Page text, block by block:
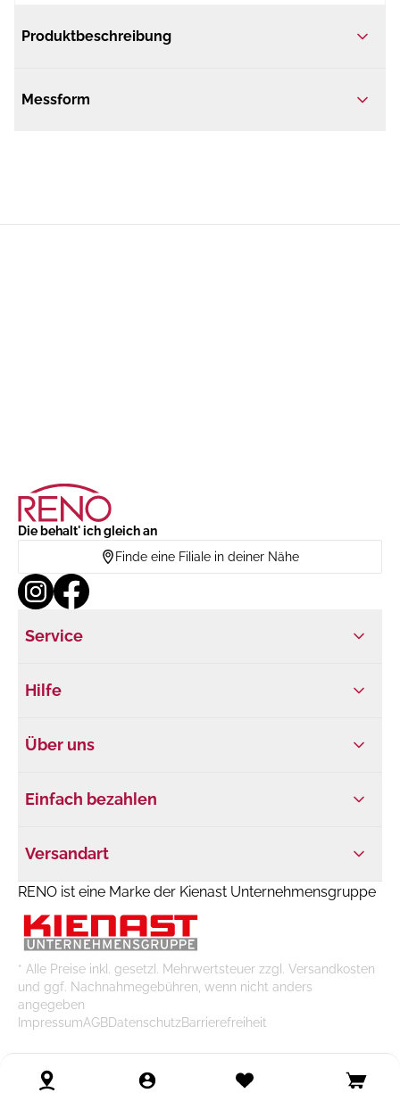
Produktbeschreibung
Messform
Die behalt' ich gleich an
Finde eine Filiale in deiner Nähe
Service
Hilfe
Über uns
Einfach bezahlen
Versandart
RENO ist eine Marke der Kienast Unternehmensgruppe
* Alle Preise inkl. gesetzl. Mehrwertsteuer zzgl. Versandkosten
und ggf. Nachnahmegebühren, wenn nicht anders
angegeben
ImpressumAGBDatenschutzBarrierefreiheit